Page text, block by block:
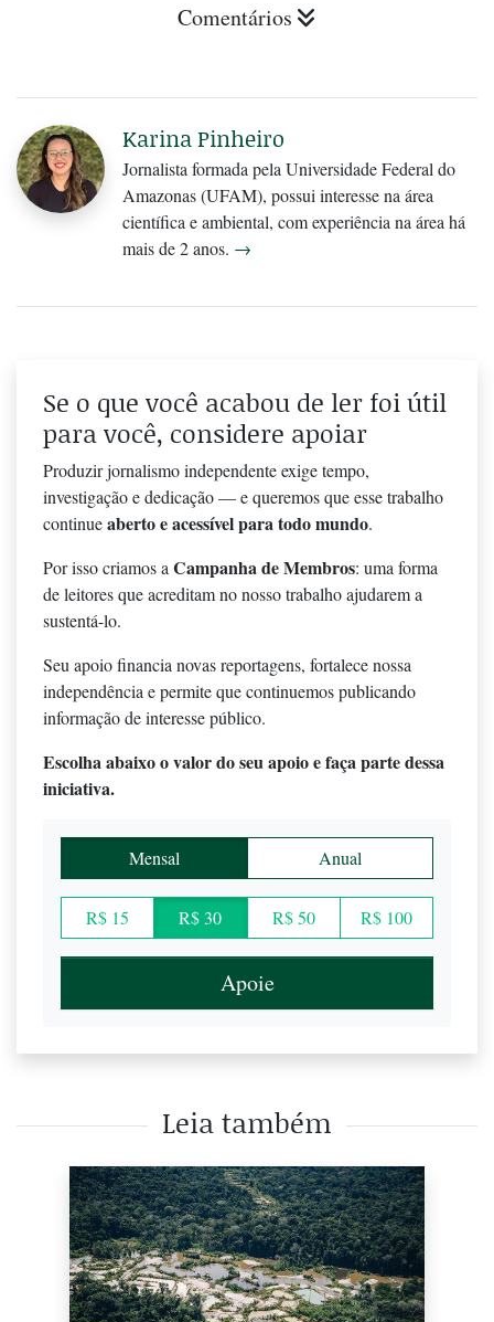
Comentários
Karina Pinheiro
Jornalista formada pela Universidade Federal do
Amazonas (UFAM), possui interesse na área
científica e ambiental, com experiência na área há
mais de 2 anos. →
Se o que você acabou de ler foi útil
para você, considere apoiar
Produzir jornalismo independente exige tempo,
investigação e dedicação — e queremos que esse trabalho
continueaberto e acessível para todo mundo.
Por isso criamos a Campanha de Membros: uma forma
de leitores que acreditam no nosso trabalho ajudarem a
sustentá-lo.
Seu apoio financia novas reportagens, fortalece nossa
independência e permite que continuemos publicando
informação de interesse público.
Escolha abaixo o valor do seu apoio e faça parte dessa
iniciativa.
Mensal Anual
R$ 15 R$ 30 R$ 50 R$ 100
Apoie
Leia também